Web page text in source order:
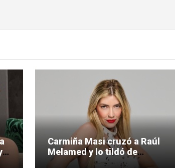
Carmiña Masi cruzó a Raúl
Melamed y lo tildó de
«reprimido»